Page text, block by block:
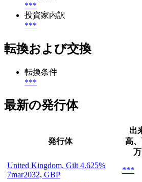
***
投資家内訳
***
転換および交換
転換条件
***
最新の発行体
発行体
出
高
万
United Kingdom, Gilt 4.625%
7mar2032, GBP
***